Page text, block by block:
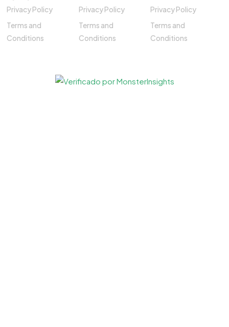
Privacy Policy
Terms and
Conditions
Privacy Policy
Terms and
Conditions
Privacy Policy
Terms and
Conditions